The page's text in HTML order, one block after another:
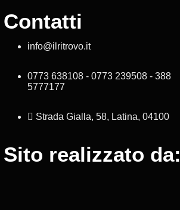
Contatti
info@ilritrovo.it
0773 638108 - 0773 239508 - 388
5777177
Strada Gialla, 58, Latina, 04100
Sito realizzato da: